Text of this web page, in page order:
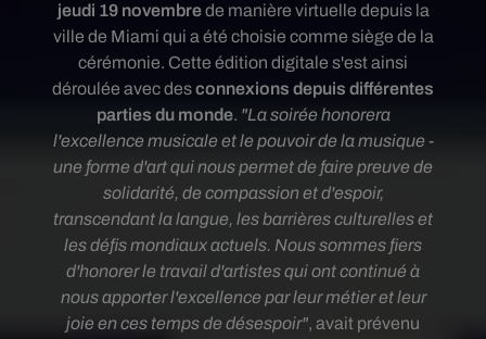
jeudi 19 novembrede manière virtuelle depuis la
ville de Miami qui a été choisie comme siège de la
cérémonie. Cette édition digitale s'est ainsi
déroulée avec desconnexions depuis différentes
parties du monde. "La soirée honorera
l'excellence musicale et le pouvoir de la musique -
une forme d'art qui nous permet de faire preuve de
solidarité, de compassion et d'espoir,
transcendant la langue, les barrières culturelles et
les défis mondiaux actuels. Nous sommes fiers
d'honorer le travail d'artistes qui ont continué à
nous apporter l'excellence par leur métier et leur
joie en ces temps de désespoir", avait prévenu